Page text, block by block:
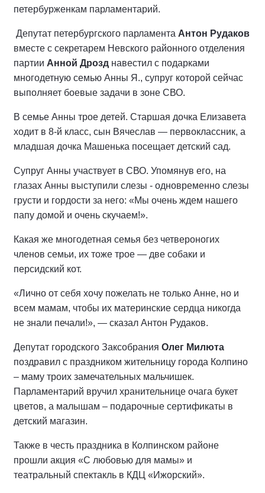
петербурженкам парламентарий.
Депутат петербургского парламента Антон Рудаков
вместе с секретарем Невского районного отделения
партии Анной Дрозд навестил с подарками
многодетную семью Анны Я., супруг которой сейчас
выполняет боевые задачи в зоне СВО.
В семье Анны трое детей. Старшая дочка Елизавета
ходит в 8-й класс, сын Вячеслав — первоклассник, а
младшая дочка Машенька посещает детский сад.
Супруг Анны участвует в СВО. Упомянув его, на
глазах Анны выступили слезы - одновременно слезы
грусти и гордости за него: «Мы очень ждем нашего
папу домой и очень скучаем!».
Какая же многодетная семья без четвероногих
членов семьи, их тоже трое — две собаки и
персидский кот.
«Лично от себя хочу пожелать не только Анне, но и
всем мамам, чтобы их материнские сердца никогда
не знали печали!», — сказал Антон Рудаков.
Депутат городского Заксобрания Олег Милюта
поздравил с праздником жительницу города Колпино
– маму троих замечательных мальчишек.
Парламентарий вручил хранительнице очага букет
цветов, а малышам – подарочные сертификаты в
детский магазин.
Также в честь праздника в Колпинском районе
прошли акция «С любовью для мамы» и
театральный спектакль в КДЦ «Ижорский».